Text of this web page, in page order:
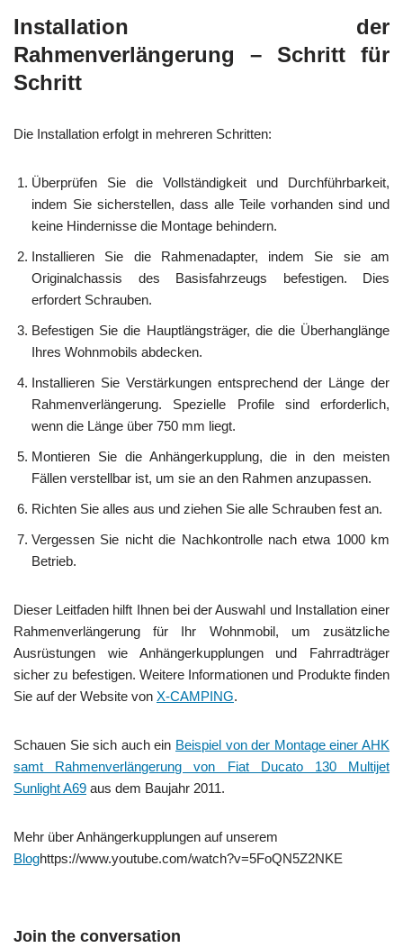
Installation der
Rahmenverlängerung – Schritt für
Schritt
Die Installation erfolgt in mehreren Schritten:
Überprüfen Sie die Vollständigkeit und Durchführbarkeit,
indem Sie sicherstellen, dass alle Teile vorhanden sind und
keine Hindernisse die Montage behindern.
Installieren Sie die Rahmenadapter, indem Sie sie am
Originalchassis des Basisfahrzeugs befestigen. Dies
erfordert Schrauben.
Befestigen Sie die Hauptlängsträger, die die Überhanglänge
Ihres Wohnmobils abdecken.
Installieren Sie Verstärkungen entsprechend der Länge der
Rahmenverlängerung. Spezielle Profile sind erforderlich,
wenn die Länge über 750 mm liegt.
Montieren Sie die Anhängerkupplung, die in den meisten
Fällen verstellbar ist, um sie an den Rahmen anzupassen.
Richten Sie alles aus und ziehen Sie alle Schrauben fest an.
Vergessen Sie nicht die Nachkontrolle nach etwa 1000 km
Betrieb.
Dieser Leitfaden hilft Ihnen bei der Auswahl und Installation einer
Rahmenverlängerung für Ihr Wohnmobil, um zusätzliche
Ausrüstungen wie Anhängerkupplungen und Fahrradträger
sicher zu befestigen. Weitere Informationen und Produkte finden
Sie auf der Website von X-CAMPING.
Schauen Sie sich auch ein Beispiel von der Montage einer AHK
samt Rahmenverlängerung von Fiat Ducato 130 Multijet
Sunlight A69 aus dem Baujahr 2011.
Mehr über Anhängerkupplungen auf unserem
Bloghttps://www.youtube.com/watch?v=5FoQN5Z2NKE
Join the conversation